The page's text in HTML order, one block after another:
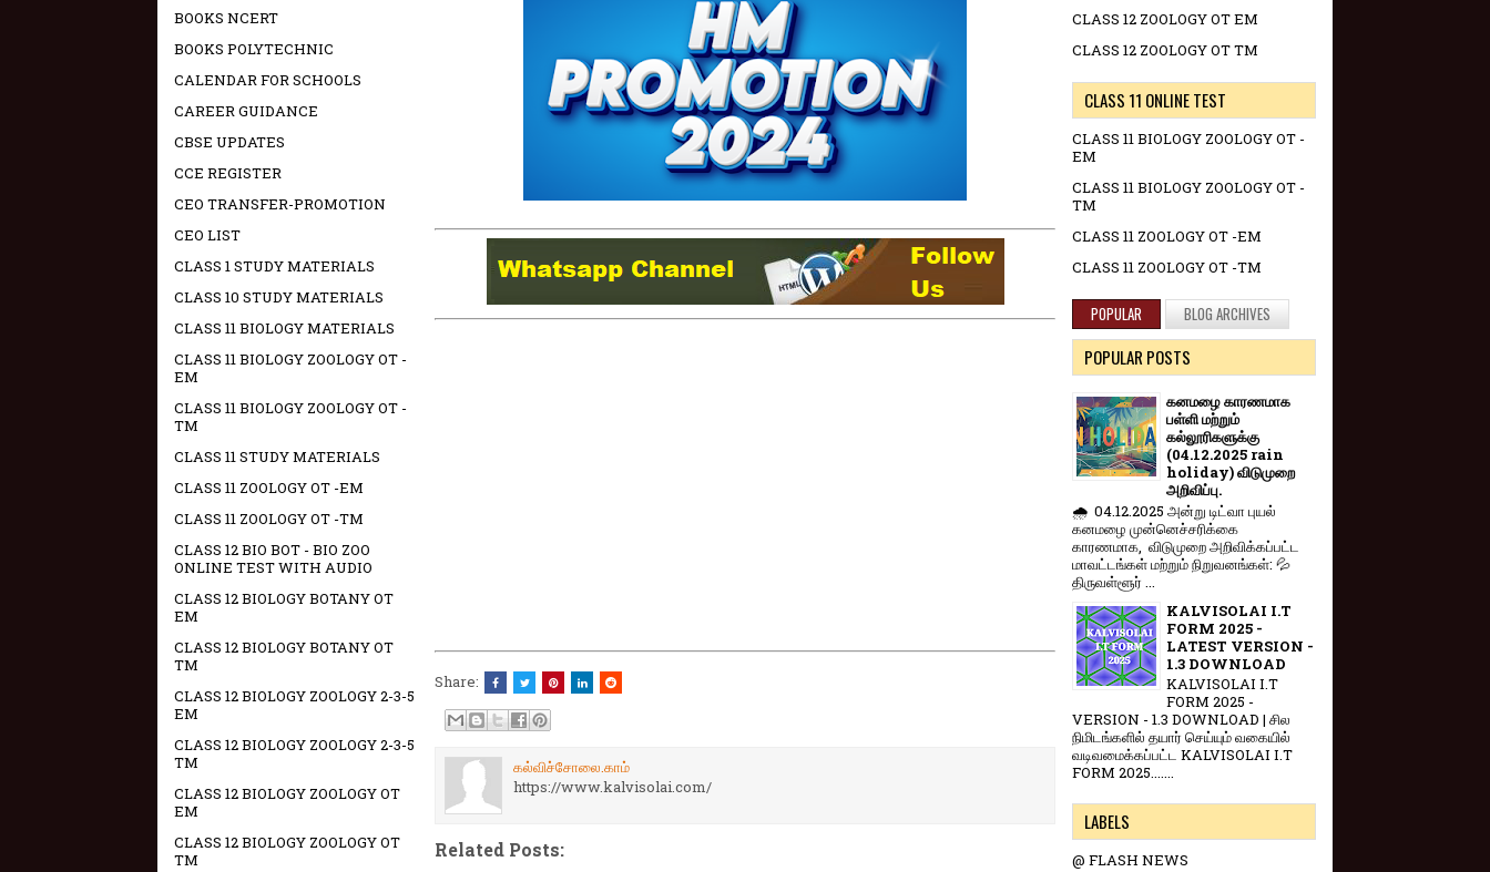
Share:
கல்விச்சோலை.காம்
https://www.kalvisolai.com/
Related Posts:
BOOKS NCERT
BOOKS POLYTECHNIC
CALENDAR FOR SCHOOLS
CAREER GUIDANCE
CBSE UPDATES
CCE REGISTER
CEO TRANSFER-PROMOTION
CEO LIST
CLASS 1 STUDY MATERIALS
CLASS 10 STUDY MATERIALS
CLASS 11 BIOLOGY MATERIALS
CLASS 11 BIOLOGY ZOOLOGY OT -
EM
CLASS 11 BIOLOGY ZOOLOGY OT -
TM
CLASS 11 STUDY MATERIALS
CLASS 11 ZOOLOGY OT -EM
CLASS 11 ZOOLOGY OT -TM
CLASS 12 BIO BOT - BIO ZOO
ONLINE TEST WITH AUDIO
CLASS 12 BIOLOGY BOTANY OT
EM
CLASS 12 BIOLOGY BOTANY OT
TM
CLASS 12 BIOLOGY ZOOLOGY 2-3-5
EM
CLASS 12 BIOLOGY ZOOLOGY 2-3-5
TM
CLASS 12 BIOLOGY ZOOLOGY OT
EM
CLASS 12 BIOLOGY ZOOLOGY OT
TM
CLASS 12 ZOOLOGY OT EM
CLASS 12 ZOOLOGY OT TM
CLASS 11 ONLINE TEST
CLASS 11 BIOLOGY ZOOLOGY OT -
EM
CLASS 11 BIOLOGY ZOOLOGY OT -
TM
CLASS 11 ZOOLOGY OT -EM
CLASS 11 ZOOLOGY OT -TM
POPULAR BLOG ARCHIVES
POPULAR POSTS
கனமழை காரணமாக
பள்ளி மற்றும்
கல்லூரிகளுக்கு
(04.12.2025 rain
holiday) விடுமுறை
அறிவிப்பு.
🌧️ 04.12.2025 அன்று டிட்வா புயல்
கனமழை முன்னெச்சரிக்கை
காரணமாக, விடுமுறை அறிவிக்கப்பட்ட
மாவட்டங்கள் மற்றும் நிறுவனங்கள்: 💦
திருவள்ளூர் ...
KALVISOLAI I.T
FORM 2025 -
LATEST VERSION -
1.3 DOWNLOAD
KALVISOLAI I.T
FORM 2025 -
VERSION - 1.3 DOWNLOAD | சில
நிமிடங்களில் தயார் செய்யும் வகையில்
வடிவமைக்கப்பட்ட KALVISOLAI I.T
FORM 2025.......
LABELS
@ FLASH NEWS